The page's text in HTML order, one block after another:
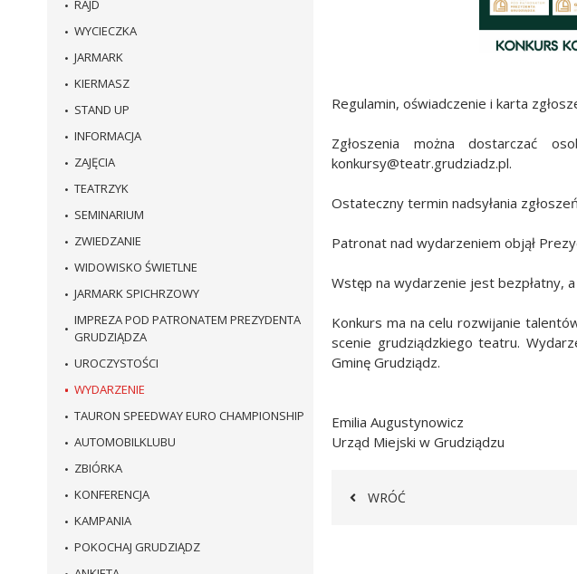
RAJD
WYCIECZKA
JARMARK
KIERMASZ
STAND UP
INFORMACJA
ZAJĘCIA
TEATRZYK
SEMINARIUM
ZWIEDZANIE
WIDOWISKO ŚWIETLNE
JARMARK SPICHRZOWY
IMPREZA POD PATRONATEM PREZYDENTA
GRUDZIĄDZA
UROCZYSTOŚCI
WYDARZENIE
TAURON SPEEDWAY EURO CHAMPIONSHIP
AUTOMOBILKLUBU
ZBIÓRKA
KONFERENCJA
KAMPANIA
POKOCHAJ GRUDZIĄDZ
Regulamin, oświadczenie i karta
Zgłoszenia można dostarczać
konkursy@teatr.grudziadz.pl.
Ostateczny termin nadsyłania
Patronat nad wydarzeniem objął
Wstęp na wydarzenie jest bezpłatny,
Konkurs ma na celu rozwijanie
scenie grudziądzkiego teatru.
Gminę Grudziądz.
Emilia Augustynowicz
Urząd Miejski w Grudziądzu
WRÓĆ